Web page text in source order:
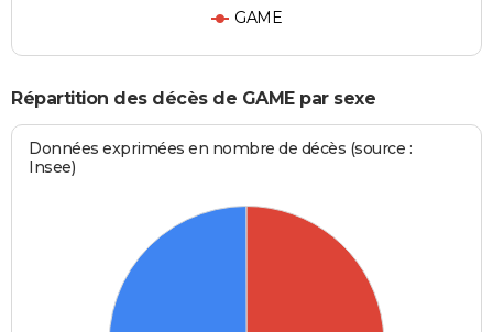
GAME
Répartition des décès de GAME par sexe
Données exprimées en nombre de décès (source :
Insee)